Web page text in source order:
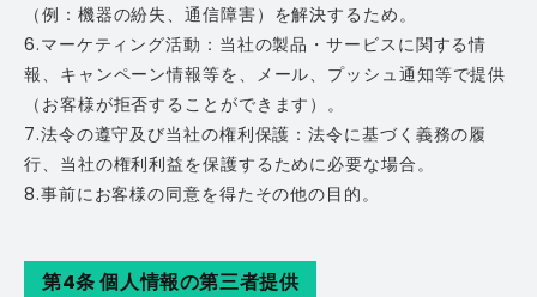
（例：機器の紛失、通信障害）を解決するため。
6.マーケティング活動：当社の製品・サービスに関する情
報、キャンペーン情報等を、メール、プッシュ通知等で提供
（お客様が拒否することができます）。
7.法令の遵守及び当社の権利保護：法令に基づく義務の履
行、当社の権利利益を保護するために必要な場合。
8.事前にお客様の同意を得たその他の目的。
第4条 個人情報の第三者提供